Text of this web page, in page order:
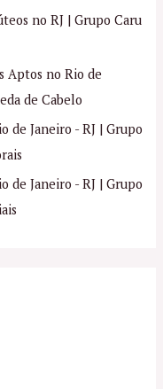
no RJ | Grupo Caru
Aptos no Rio de
de Cabelo
de Janeiro - RJ | Grupo
de Janeiro - RJ | Grupo